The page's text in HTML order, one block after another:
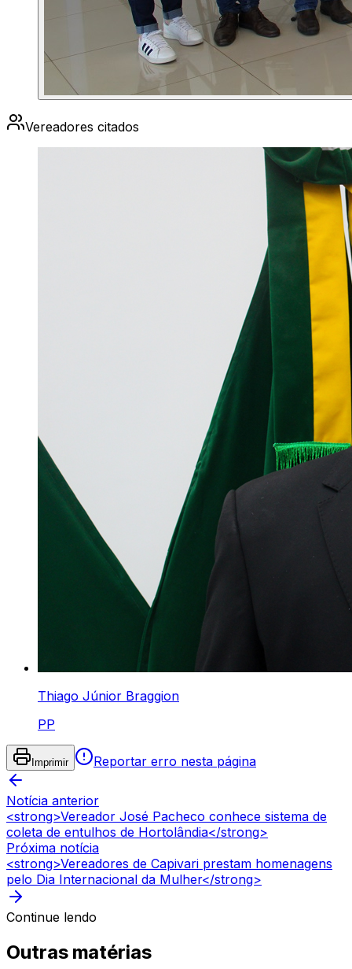
Vereadores citados
Thiago Júnior Braggion
PP
Imprimir Reportar erro nesta página
Notícia anterior
<strong>Vereador José Pacheco conhece sistema de
coleta de entulhos de Hortolândia</strong>
Próxima notícia
<strong>Vereadores de Capivari prestam homenagens
pelo Dia Internacional da Mulher</strong>
Continue lendo
Outras matérias